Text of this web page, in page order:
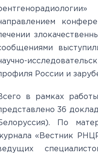
России и
в рамках
36
По
«Вестник